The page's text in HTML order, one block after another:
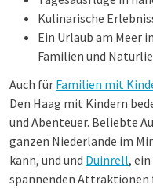
Kulinarische
Ein Urlaub am Meer
Familien und
Auch für Familien mit
Den Haag mit Kindern
und Abenteuer. Beliebte
ganzen Niederlande im
kann, und und Duinrell,
spannenden Attraktionen